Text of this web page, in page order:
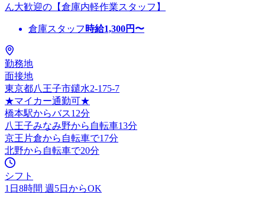
ん大歓迎の【倉庫内軽作業スタッフ】
倉庫スタッフ 時給1,300円〜
勤務地
面接地
東京都八王子市鑓水2-175-7
★マイカー通勤可★
橋本駅からバス12分
八王子みなみ野から自転車13分
京王片倉から自転車で17分
北野から自転車で20分
シフト
1日8時間 週5日からOK